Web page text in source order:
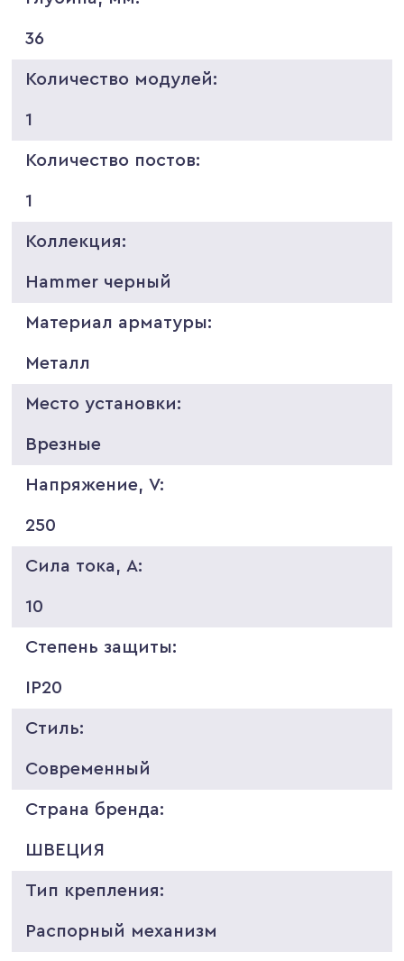
36
Количество модулей:
1
Количество постов:
1
Коллекция:
Hammer черный
Материал арматуры:
Металл
Место установки:
Врезные
Напряжение, V:
250
Сила тока, A:
10
Степень защиты:
IP20
Стиль:
Современный
Страна бренда:
ШВЕЦИЯ
Тип крепления:
Распорный механизм